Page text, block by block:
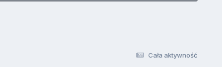
Cała aktywność